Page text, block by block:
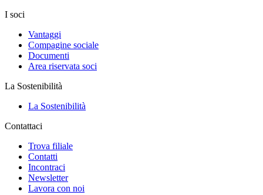
I soci
Vantaggi
Compagine sociale
Documenti
Area riservata soci
La Sostenibilità
La Sostenibilità
Contattaci
Trova filiale
Contatti
Incontraci
Newsletter
Lavora con noi